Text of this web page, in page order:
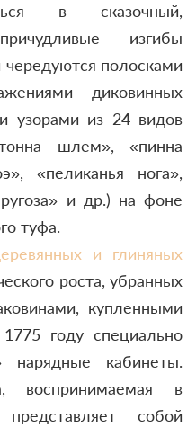
в сказочный,
изгибы
чередуются полосками
диковинных
узорами из 24 видов
шлем», «пинна
«пеликанья нога»,
и др.) на фоне
туфа.
и глиняных
роста, убранных
купленными
году специально
нарядные кабинеты.
воспринимаемая в
собой